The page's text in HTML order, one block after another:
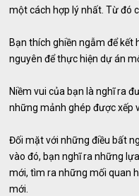
một cách hợp lý nhất. Từ đó
Bạn thích ghiền ngẫm để kết
nguyên để thực hiện dự án
Niềm vui của bạn là nghĩ ra
những mảnh ghép được xếp
Đối mặt với những điều bất
vào đó, bạn nghĩ ra những
mới, tìm ra những mối quan
mới.